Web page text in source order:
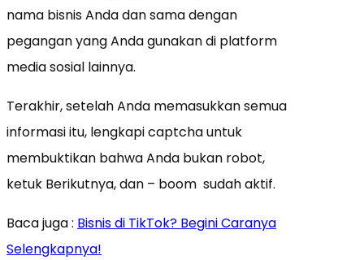
nama bisnis Anda dan sama dengan
pegangan yang Anda gunakan di platform
media sosial lainnya.
Terakhir, setelah Anda memasukkan semua
informasi itu, lengkapi captcha untuk
membuktikan bahwa Anda bukan robot,
ketuk Berikutnya, dan – boom sudah aktif.
Baca juga : Bisnis di TikTok? Begini Caranya
Selengkapnya!